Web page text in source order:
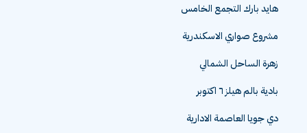
هايد بارك التجمع الخامس
مشروع صواري الاسكندرية
زهرة الساحل الشمالي
بادية بالم هيلز ٦ اكتوبر
دي جويا العاصمة الادارية